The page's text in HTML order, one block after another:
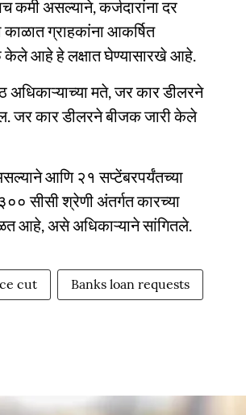
कमी असल्याने, कर्जदारांना दर
ग्राहकांना आकर्षित
केले आहे हे लक्षात घेण्यासारखे आहे.
अधिकाऱ्याच्या मते, जर कार डीलरने
जर कार डीलरने बीजक जारी केले
आणि २१ सप्टेंबरपर्यंतच्या
सीसी श्रेणी अंतर्गत कारच्या
आहे, असे अधिकाऱ्याने सांगितले.
cut Banks loan requests